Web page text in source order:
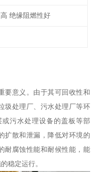
绝缘阻燃性好
要意义。由于其可回收性和
圾处理厂、污水处理厂等环
污水处理设备的盖板等部
扩散和泄漏，降低对环境的
耐腐蚀性能和耐候性能，能
稳定运行。